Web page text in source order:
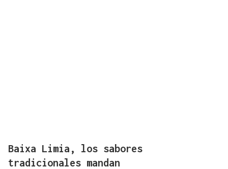
Baixa Limia, los sabores
tradicionales mandan